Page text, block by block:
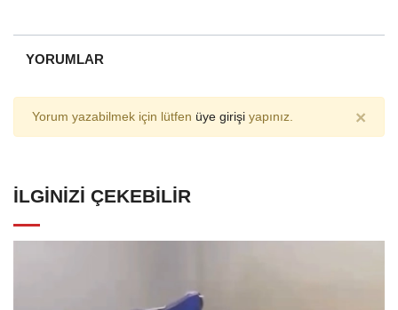
YORUMLAR
Yorum yazabilmek için lütfen üye girişi yapınız. ×
İLGINIZI ÇEKEBILIR